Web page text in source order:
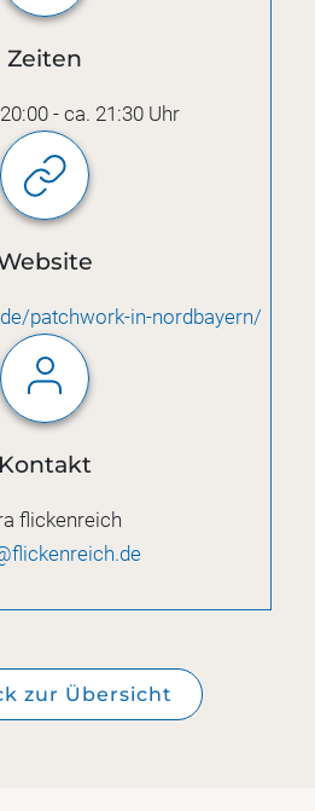
Zeiten
- ca. 21:30 Uhr
patchwork-in-nordbayern/
Kontakt
flickenreich
zur Übersicht